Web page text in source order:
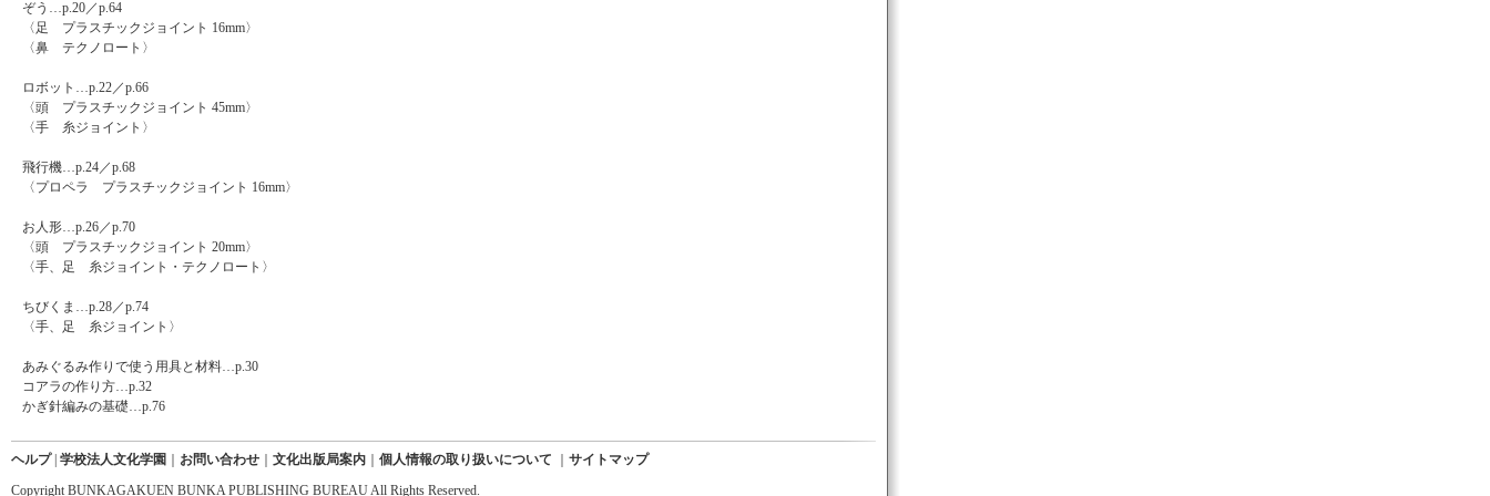
ぞう…p.20／p.64
〈足 プラスチックジョイント 16mm〉
〈鼻 テクノロート〉
ロボット…p.22／p.66
〈頭 プラスチックジョイント 45mm〉
〈手 糸ジョイント〉
飛行機…p.24／p.68
〈プロペラ プラスチックジョイント 16mm〉
お人形…p.26／p.70
〈頭 プラスチックジョイント 20mm〉
〈手、足 糸ジョイント・テクノロート〉
ちびくま…p.28／p.74
〈手、足 糸ジョイント〉
あみぐるみ作りで使う用具と材料…p.30
コアラの作り方…p.32
かぎ針編みの基礎…p.76
ヘルプ| 学校法人文化学園 お問い合わせ 文化出版局案内 個人情報の取り扱いについて
サイトマップ
Copyright BUNKAGAKUEN BUNKA PUBLISHING BUREAU All Rights Reserved.